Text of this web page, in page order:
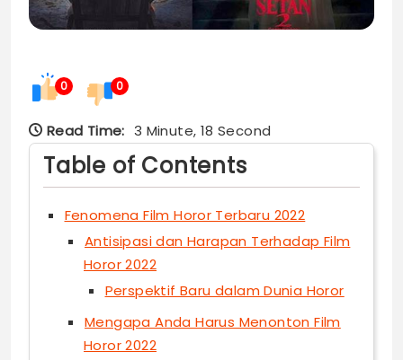
0 0
Read Time: 3 Minute, 18 Second
Table of Contents
Fenomena Film Horor Terbaru 2022
Antisipasi dan Harapan Terhadap Film
Horor 2022
Perspektif Baru dalam Dunia Horor
Mengapa Anda Harus Menonton Film
Horor 2022